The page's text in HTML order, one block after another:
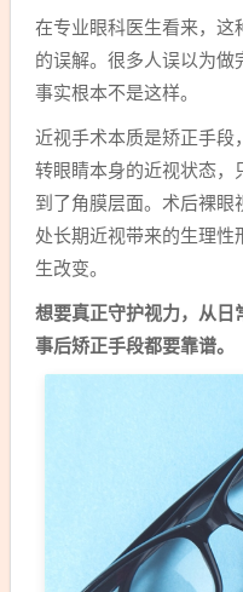
在专业眼科医生看来，这
的误解。很多人误以为做
事实根本不是这样。
近视手术本质是矫正手段
转眼睛本身的近视状态，
到了角膜层面。术后裸眼
处长期近视带来的生理性
生改变。
想要真正守护视力，从日
事后矫正手段都要靠谱。